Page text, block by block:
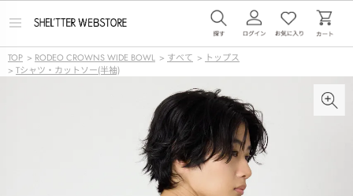
メ
ー
を
TOP > RODEO CROWNS WIDE BOWL > すべて > トップス
> Tシャツ・カットソー(半袖)